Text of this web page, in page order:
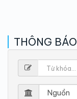
THÔNG BÁO